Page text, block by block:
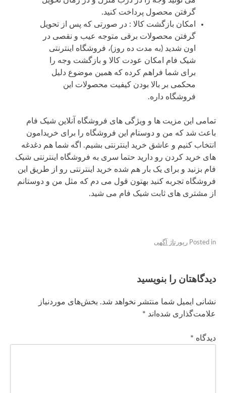
گرفتن محصول پرداخت کنید.
امکان بازگشت کالا : در صورتی که پس از تحویل
گرفتن محصولات برقی متوجه عیب و نقصی در
اون شدید (به مدت ده روز)، فروشگاه اینترنتی
شیک فام امکان عودت کالا و بازگشت وجه را
برای شما فراهم کرده که همین موضوع دلیل
محکمی بر بالا بودن کیفیت محصولات این
فروشگاه داره.
تمامی این مزیت ها و ویژگی های فروشگاه آنلاین شیک فام
باعث شد که من و دوستام این فروشگاه را برای خریدامون
انتخاب کنیم و عاشق خرید اینترنتی بشیم. اگه شما هم دغدغه
های خرید کردن رو دارید حتما سری به فروشگاه اینترنتی شیک
فام بزنید و برای یک بار هم شده خرید اینترنتی رو از طریق این
فروشگاه تجربه کنید بهتون قول می دم که مثل من و دوستانم
از مشتری های ثابت شیک فام می شید.
Posted in رپورتاژ آگهی
دیدگاهتان را بنویسید
نشانی ایمیل شما منتشر نخواهد شد. بخش‌های موردنیاز
علامت‌گذاری شده‌اند *
دیدگاه *